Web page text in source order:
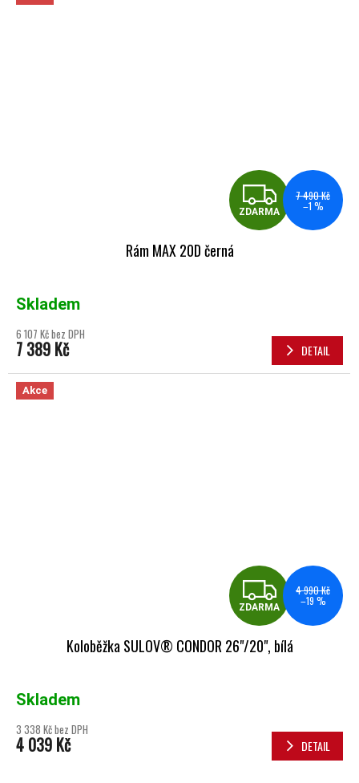
ZDARMA
7 490 Kč
–1 %
Rám MAX 20D černá
Skladem
6 107 Kč bez DPH
7 389 Kč DETAIL
Akce
ZDARMA
4 990 Kč
–19 %
Koloběžka SULOV® CONDOR 26"/20", bílá
Skladem
3 338 Kč bez DPH
4 039 Kč DETAIL